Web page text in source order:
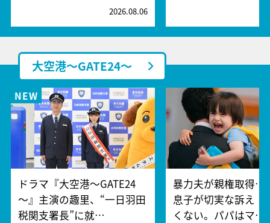
2026.08.06
大空港～GATE24～
ドラマ『大空港～GATE24
～』主演の趣里、“一日羽田
税関支署長”に就…
暴力夫が親権取得…
息子が切実な訴え「
くない。パパはマ…